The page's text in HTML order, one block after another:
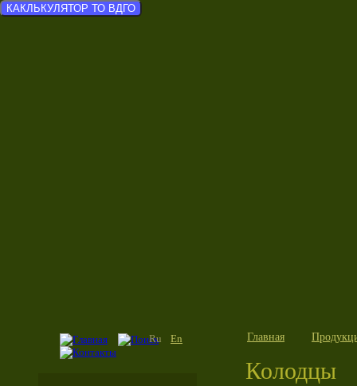
КАКЛЬКУЛЯТОР ТО ВДГО
Ru En Главная
Колодцы